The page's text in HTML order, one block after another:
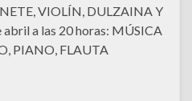
VIOLÍN, DULZAINA Y
a las 20 horas: MÚSICA
PIANO, FLAUTA